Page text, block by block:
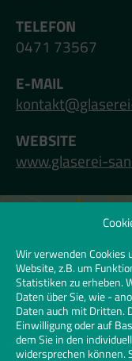
Wir verwenden Cookies
Website, z.B. um
Statistiken zu erheben.
Daten über Sie, wie -
Daten auch mit Dritten.
Einwilligung oder auf
dem Sie in den
widersprechen können.
TELEFON
0471 73567
E-MAIL
WEBSITE
www.glaserei-
Klicken